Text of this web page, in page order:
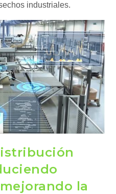
industriales.
la